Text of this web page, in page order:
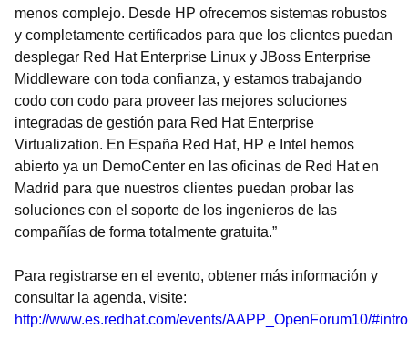
menos complejo. Desde HP ofrecemos sistemas robustos
y completamente certificados para que los clientes puedan
desplegar Red Hat Enterprise Linux y JBoss Enterprise
Middleware con toda confianza, y estamos trabajando
codo con codo para proveer las mejores soluciones
integradas de gestión para Red Hat Enterprise
Virtualization. En España Red Hat, HP e Intel hemos
abierto ya un DemoCenter en las oficinas de Red Hat en
Madrid para que nuestros clientes puedan probar las
soluciones con el soporte de los ingenieros de las
compañías de forma totalmente gratuita.”
Para registrarse en el evento, obtener más información y
consultar la agenda, visite:
http://www.es.redhat.com/events/AAPP_OpenForum10/